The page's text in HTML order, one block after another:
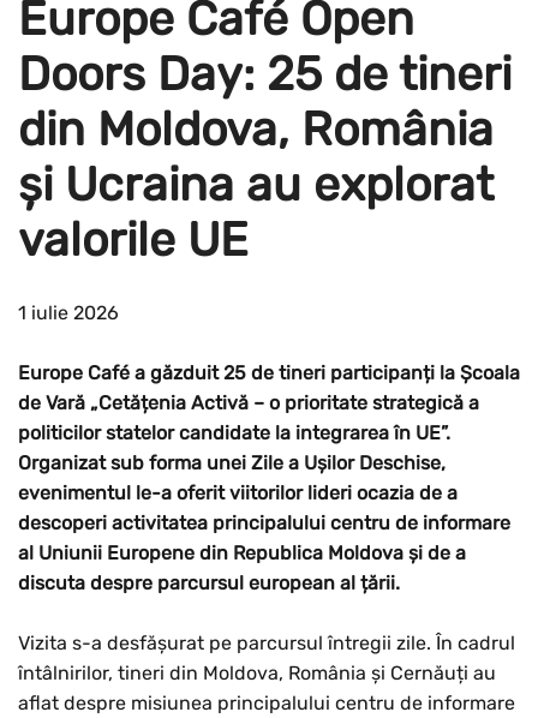
Europe Café Open
Doors Day: 25 de tineri
din Moldova, România
și Ucraina au explorat
valorile UE
1 iulie 2026
Europe Café a găzduit 25 de tineri participanți la Școala
de Vară „Cetățenia Activă – o prioritate strategică a
politicilor statelor candidate la integrarea în UE”.
Organizat sub forma unei Zile a Ușilor Deschise,
evenimentul le-a oferit viitorilor lideri ocazia de a
descoperi activitatea principalului centru de informare
al Uniunii Europene din Republica Moldova și de a
discuta despre parcursul european al țării.
Vizita s-a desfășurat pe parcursul întregii zile. În cadrul
întâlnirilor, tineri din Moldova, România și Cernăuți au
aflat despre misiunea principalului centru de informare